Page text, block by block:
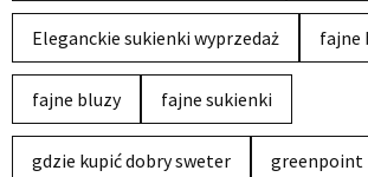
Eleganckie sukienki wyprzedaż fajne
fajne bluzy fajne sukienki
gdzie kupić dobry sweter greenpoint